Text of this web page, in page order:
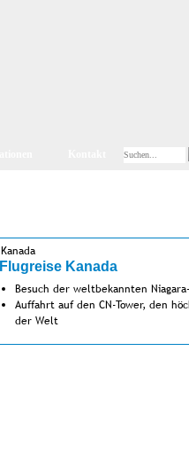
Kanada
Flugreise Kanada
Besuch der weltbekannten
Auffahrt auf den CN-Tower, den
der Welt